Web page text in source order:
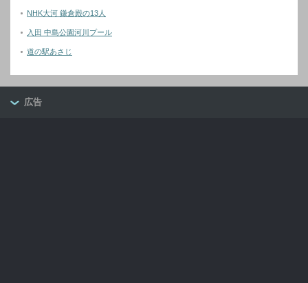
NHK大河 鎌倉殿の13人
入田 中島公園河川プール
道の駅あさじ
広告